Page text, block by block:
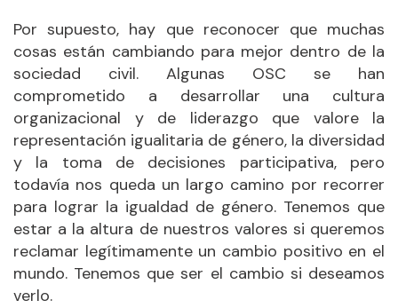
Por supuesto, hay que reconocer que muchas
cosas están cambiando para mejor dentro de la
sociedad civil. Algunas OSC se han
comprometido a desarrollar una cultura
organizacional y de liderazgo que valore la
representación igualitaria de género, la diversidad
y la toma de decisiones participativa, pero
todavía nos queda un largo camino por recorrer
para lograr la igualdad de género. Tenemos que
estar a la altura de nuestros valores si queremos
reclamar legítimamente un cambio positivo en el
mundo. Tenemos que ser el cambio si deseamos
verlo.